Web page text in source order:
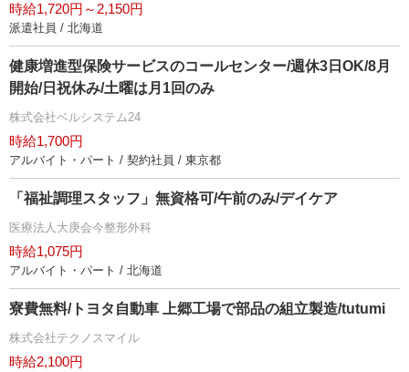
時給1,720円～2,150円
派遣社員 / 北海道
健康増進型保険サービスのコールセンター/週休3日OK/8月
開始/日祝休み/土曜は月1回のみ
株式会社ベルシステム24
時給1,700円
アルバイト・パート / 契約社員 / 東京都
「福祉調理スタッフ」無資格可/午前のみ/デイケア
医療法人大庚会今整形外科
時給1,075円
アルバイト・パート / 北海道
寮費無料/トヨタ自動車 上郷工場で部品の組立製造/tutumi
株式会社テクノスマイル
時給2,100円